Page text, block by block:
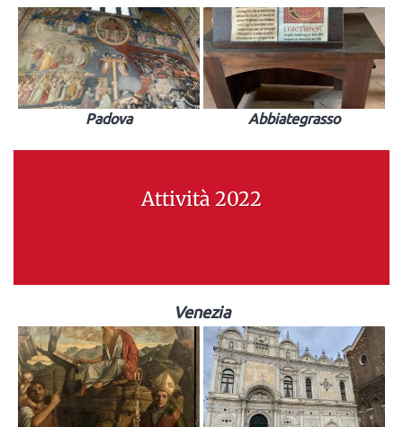
Padova Abbiategrasso
Attività 2022
Venezia